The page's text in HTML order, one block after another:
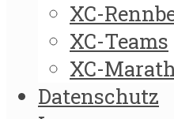
XC-
XC-Teams
XC-
Datenschutz